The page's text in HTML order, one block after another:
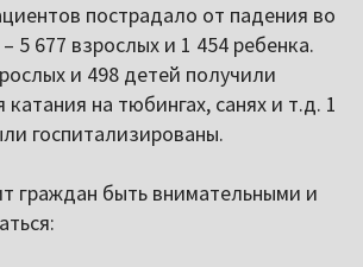
пострадало от падения во
5 677 взрослых и 1 454 ребенка.
и 498 детей получили
на тюбингах, санях и т.д. 1
госпитализированы.
граждан быть внимательными и